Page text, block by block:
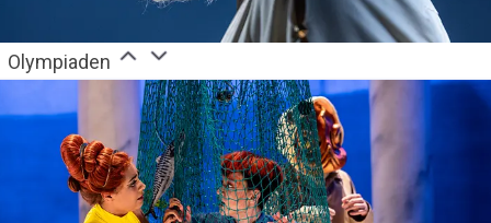
Olympiaden